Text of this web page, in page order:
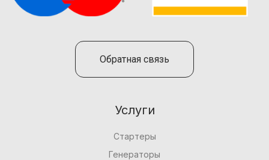
Обратная связь
Услуги
Стартеры
Генераторы